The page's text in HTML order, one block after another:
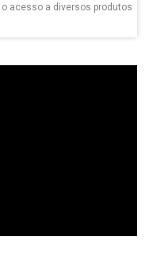
acesso a diversos produtos